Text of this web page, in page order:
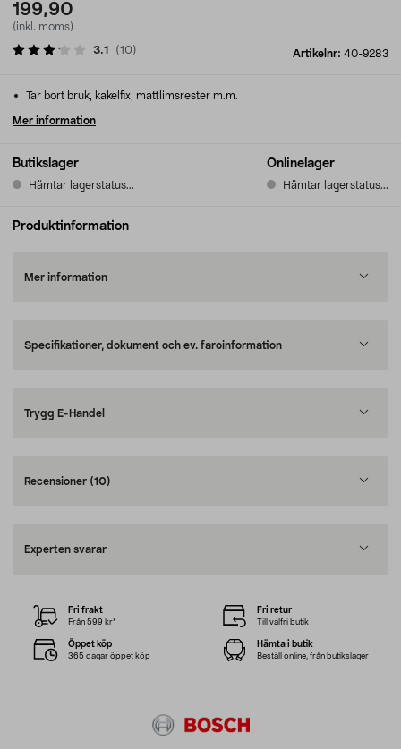
199,90
(inkl. moms)
Artikelnr: 40-9283
3.1 (10)
Butikslager
Hämtar lagerstatus...
Onlinelager
Hämtar lagerstatus...
Tar bort bruk, kakelfix, mattlimsrester m.m.
Mer information
Produktinformation
Mer information
Specifikationer, dokument och ev. faroinformation
Trygg E-Handel
Recensioner (10)
Experten svarar
Fri frakt
Från 599 kr*
Fri retur
Till valfri butik
Öppet köp
365 dagar öppet köp
Hämta i butik
Beställ online, från butikslager